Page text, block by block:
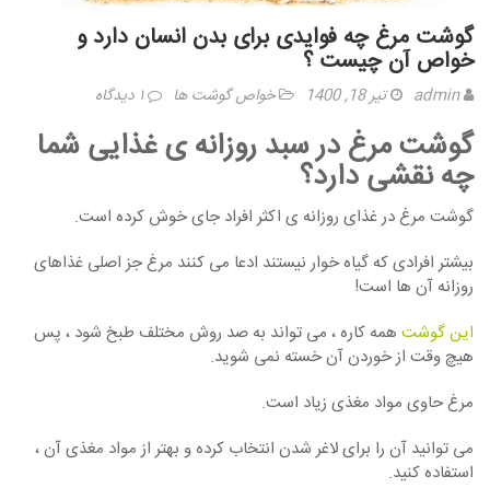
گوشت مرغ چه فوایدی برای بدن انسان دارد و
خواص آن چیست ؟
admin تیر 18, 1400 خواص گوشت ها ۱ دیدگاه
گوشت مرغ در سبد روزانه ی غذایی شما
چه نقشی دارد؟
گوشت مرغ در غذای روزانه ی اکثر افراد جای خوش کرده است.
بیشتر افرادی که گیاه خوار نیستند ادعا می کنند مرغ جز اصلی غذاهای
روزانه آن ها است!
این گوشت همه کاره ، می تواند به صد روش مختلف طبخ شود ، پس
هیچ وقت از خوردن آن خسته نمی شوید.
مرغ حاوی مواد مغذی زیاد است.
می توانید آن را برای لاغر شدن انتخاب کرده و بهتر از مواد مغذی آن ،
استفاده کنید.